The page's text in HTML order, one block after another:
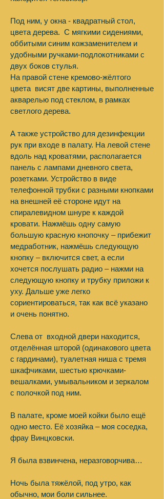
Под ним, у окна - квадратный стол,
цвета дерева. С мягкими сидениями,
оббитыми синим кожзаменителем и
удобными ручками-подлокотниками с
двух боков стулья.
На правой стене кремово-жёлтого
цвета висят две картины, выполненные
акварелью под стеклом, в рамках
светлого дерева.
А также устройство для дезинфекции
рук при входе в палату. На левой стене
вдоль над кроватями, располагается
панель с лампами дневного света,
розетками. Устройство в виде
телефонной трубки с разными кнопками
на внешней её стороне идут на
спиралевидном шнуре к каждой
кровати. Нажмёшь одну самую
большую красную кнопочку – прибежит
медработник, нажмёшь следующую
кнопку – включится свет, а если
хочется послушать радио – нажми на
следующую кнопку и трубку приложи к
уху. Дальше уже легко
сориентироваться, так как всё указано
и очень понятно.
Слева от входной двери находится,
отделённая шторой (одинакового цвета
с гардинами), туалетная ниша с тремя
шкафчиками, шестью крючками-
вешалками, умывальником и зеркалом
с полочкой под ним.
В палате, кроме моей койки было ещё
одно место. Её хозяйка – моя соседка,
фрау Винцковски.
Я была взвинчена, неразговорчива…
Ночь была тяжёлой, под утро, как
обычно, мои боли сильнее.